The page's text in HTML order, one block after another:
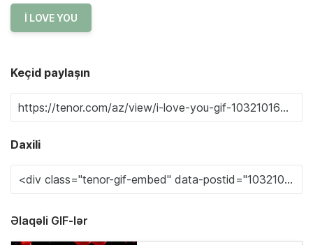
I LOVE YOU
Keçid paylaşın
Daxili
Əlaqəli GIF-lər